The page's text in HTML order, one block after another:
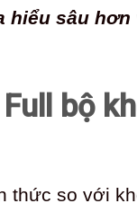
sâu
bộ
thức so với